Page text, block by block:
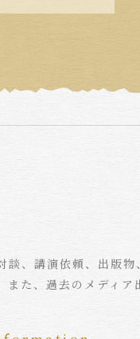
、講演依頼、出版物
た、過去のメディア